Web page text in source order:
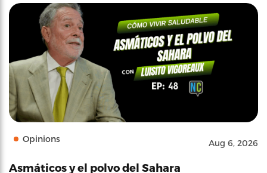
Opinions Aug 6, 2026
Asmáticos y el polvo del Sahara